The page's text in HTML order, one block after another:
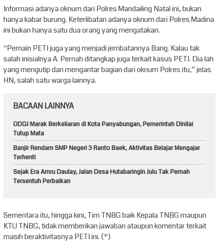
Informasi adanya oknum dari Polres Mandailing Natal ini, bukan
hanya kabar burung. Keterlibatan adanya oknum dari Polres Madina
ini bukan hanya satu dua orang yang mengatakan.
“Pemain PETI juga yang menjadi jembatannya Bang. Kalau tak
salah inisialnya A. Pernah ditangkap juga terkait kasus PETI. Dia lah
yang mengutip dan mengantar bagian dari oknum Polres itu,” jelas
HN, salah satu warga lainnya.
BACAAN LAINNYA
ODGJ Marak Berkeliaran di Kota Panyabungan, Pemerintah Dinilai
Tutup Mata
Banjir Rendam SMP Negeri 3 Ranto Baek, Aktivitas Belajar Mengajar
Terhenti
Sejak Era Amru Daulay, Jalan Desa Hutabaringin Julu Tak Pernah
Tersentuh Perbaikan
Sementara itu, hingga kini, Tim TNBG baik Kepala TNBG maupun
KTU TNBG, tidak memberikan jawaban ataupun komentar terkait
masih beraktivitasnya PETI ini. (*)